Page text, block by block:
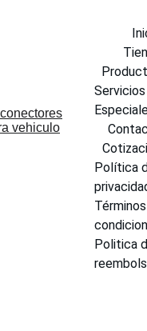
Servicios
Política
Politica